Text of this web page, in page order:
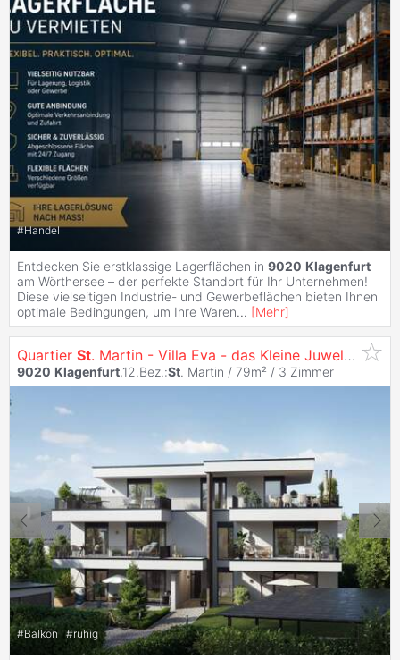
#Handel
Entdecken Sie erstklassige Lagerflächen in 9020 Klagenfurt
am Wörthersee – der perfekte Standort für Ihr Unternehmen!
Diese vielseitigen Industrie- und Gewerbeflächen bieten Ihnen
optimale Bedingungen, um Ihre Waren... [Mehr]
Quartier St. Martin - Villa Eva - das Kleine Juwel am Konradweg
9020 Klagenfurt,12.Bez.:St. Martin / 79m² / 3 Zimmer
#Balkon #ruhig